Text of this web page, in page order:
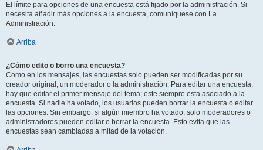
El límite para opciones de una encuesta está fijado por la administración. Si
necesita añadir más opciones a la encuesta, comuníquese con La
Administración.
Arriba
¿Cómo edito o borro una encuesta?
Como en los mensajes, las encuestas solo pueden ser modificadas por su
creador original, un moderador o la administración. Para editar una encuesta,
hay que editar el primer mensaje del tema; este siempre esta asociado a la
encuesta. Si nadie ha votado, los usuarios pueden borrar la encuesta o editar
las opciones. Sin embargo, si algún miembro ha votado, solo moderadores o
administradores pueden editar o borrar la encuesta. Esto evita que las
encuestas sean cambiadas a mitad de la votación.